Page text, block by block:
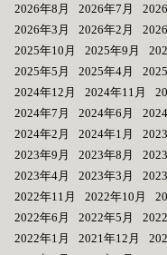
2026年8月
2026年7月
2026年3月
2026年2月
2025年10月
2025年9月
2025年5月
2025年4月
2024年12月
2024年11月
2024年7月
2024年6月
2024年2月
2024年1月
2023年9月
2023年8月
2023年4月
2023年3月
2022年11月
2022年10月
2022年6月
2022年5月
2022年1月
2021年12月